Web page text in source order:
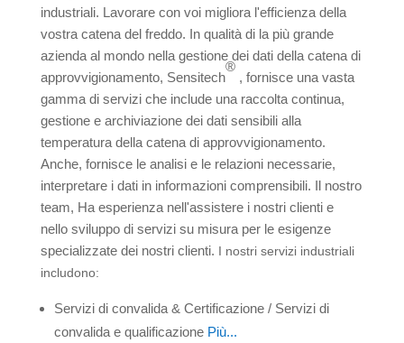
industriali. Lavorare con voi migliora l'efficienza della
vostra catena del freddo. In qualità di la più grande
azienda al mondo nella gestione dei dati della catena di
approvvigionamento, Sensitech
®
, fornisce una vasta
gamma di servizi che include una raccolta continua,
gestione e archiviazione dei dati sensibili alla
temperatura della catena di approvvigionamento.
Anche, fornisce le analisi e le relazioni necessarie,
interpretare i dati in informazioni comprensibili. Il nostro
team, Ha esperienza nell'assistere i nostri clienti e
nello sviluppo di servizi su misura per le esigenze
specializzate dei nostri clienti. I nostri servizi industriali
includono:
Servizi di convalida & Certificazione / Servizi di
convalida e qualificazione Più...